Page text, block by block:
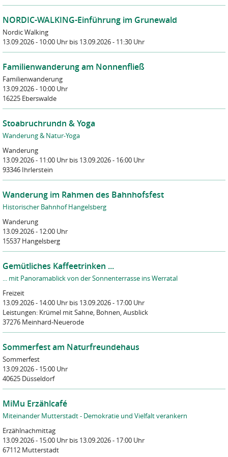
NORDIC-WALKING-Einführung im Grunewald
Nordic Walking
13.09.2026 - 10:00 Uhr bis 13.09.2026 - 11:30 Uhr
Familienwanderung am Nonnenfließ
Familienwanderung
13.09.2026 - 10:00 Uhr
16225 Eberswalde
Stoabruchrundn & Yoga
Wanderung & Natur-Yoga
Wanderung
13.09.2026 - 11:00 Uhr bis 13.09.2026 - 16:00 Uhr
93346 Ihrlerstein
Wanderung im Rahmen des Bahnhofsfest
Historischer Bahnhof Hangelsberg
Wanderung
13.09.2026 - 12:00 Uhr
15537 Hangelsberg
Gemütliches Kaffeetrinken ...
... mit Panoramablick von der Sonnenterrasse ins Werratal
Freizeit
13.09.2026 - 14:00 Uhr bis 13.09.2026 - 17:00 Uhr
Leistungen: Krümel mit Sahne, Bohnen, Ausblick
37276 Meinhard-Neuerode
Sommerfest am Naturfreundehaus
Sommerfest
13.09.2026 - 15:00 Uhr
40625 Düsseldorf
MiMu Erzählcafé
Miteinander Mutterstadt - Demokratie und Vielfalt verankern
Erzählnachmittag
13.09.2026 - 15:00 Uhr bis 13.09.2026 - 17:00 Uhr
67112 Mutterstadt